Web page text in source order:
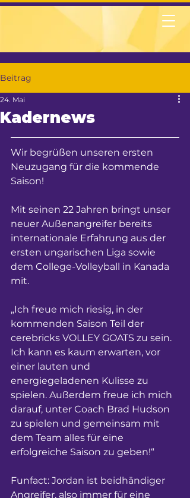
Beitrag
Kadernews
24. Mai
Wir begrüßen unseren ersten
Neuzugang für die kommende
Saison!
Mit seinen 22 Jahren bringt unser
neuer Außenangreifer bereits
internationale Erfahrung aus der
ersten ungarischen Liga sowie
dem College-Volleyball in Kanada
mit.
„Ich freue mich riesig, in der
kommenden Saison Teil der
cerebricks VOLLEY GOATS zu sein.
Ich kann es kaum erwarten, vor
einer lauten und
energiegeladenen Kulisse zu
spielen. Außerdem freue ich mich
darauf, unter Coach Brad Hudson
zu spielen und gemeinsam mit
dem Team alles für eine
erfolgreiche Saison zu geben!“
Funfact: Jordan ist beidhändiger
Angreifer, also immer für eine